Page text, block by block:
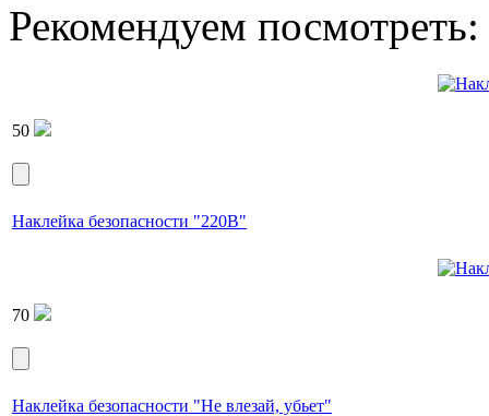
Рекомендуем посмотреть:
50
Наклейка безопасности "220В"
70
Наклейка безопасности "Не влезай, убьет"